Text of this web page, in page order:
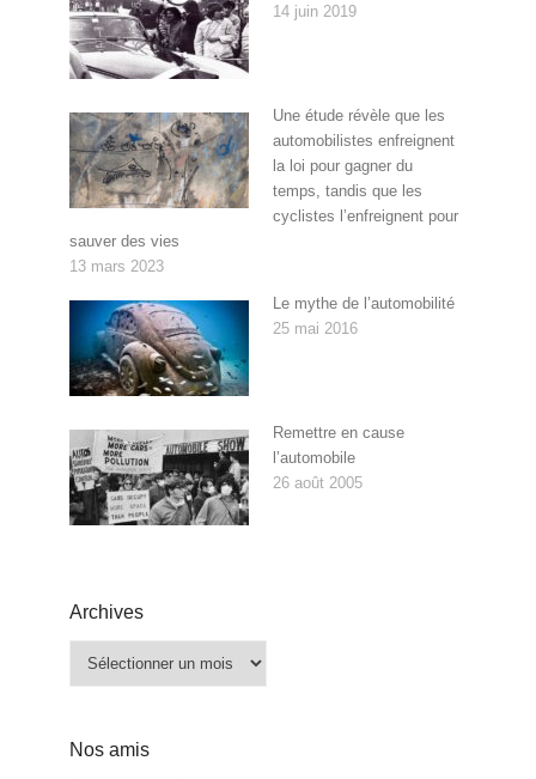
14 juin 2019
Une étude révèle que les
automobilistes enfreignent
la loi pour gagner du
temps, tandis que les
cyclistes l’enfreignent pour
sauver des vies
13 mars 2023
Le mythe de l’automobilité
25 mai 2016
Remettre en cause
l’automobile
26 août 2005
Archives
Nos amis